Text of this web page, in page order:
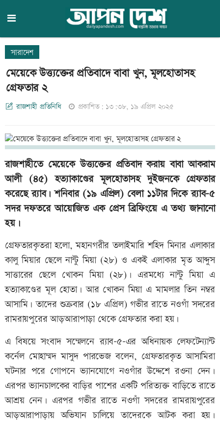
সারাদেশ
মেয়েকে উত্ত্যক্তের প্রতিবাদে বাবা খুন, মূলহোতাসহ
গ্রেফতার ২
রাজশাহী প্রতিনিধি প্রকাশিত: ১৩:৩৮, ১৯ এপ্রিল ২০২৫
রাজশাহীতে মেয়েকে উত্ত্যক্তের প্রতিবাদ করায় বাবা আকরাম
আলী (৪৫) হত্যাকাণ্ডের মূলহোতাসহ দুইজনকে গ্রেফতার
করেছে র‍্যাব। শনিবার (১৯ এপ্রিল) বেলা ১১টার দিকে র‍্যাব-৫
সদর দফতরে আয়োজিত এক প্রেস ব্রিফিংয়ে এ তথ্য জানানো
হয়।
গ্রেফতারকৃতরা হলো, মহানগরীর তলাইমারি শহিদ মিনার এলাকার
কালু মিয়ার ছেলে নান্টু মিয়া (২৮) ও একই এলাকার মৃত আব্দুস
সাত্তারের ছেলে খোকন মিয়া (২৮)। এরমধ্যে নান্টু মিয়া এ
হত্যাকাণ্ডের মূল হোতা। আর খোকন মিয়া এ মামলার তিন নম্বর
আসামি। তাদের শুক্রবার (১৮ এপ্রিল) গভীর রাতে নওগাঁ সদরের
রামরায়পুরের আড়আরাপাড়া থেকে গ্রেফতার করা হয়।
এ বিষয়ে সংবাদ সম্মেলনে র‍্যাব-৫-এর অধিনায়ক লেফটেন্যান্ট
কর্নেল মোহাম্মদ মাসুদ পারভেজ বলেন, গ্রেফতারকৃত আসামিরা
ঘটনার পরে গোপনে ভ্যানযোগে নওগাঁর উদ্দেশে রওনা দেন।
এরপর ভ্যানচালকের বাড়ির পাশের একটি পরিত্যক্ত বাড়িতে রাতে
আশ্রয় নেন। এরপর গভীর রাতে নওগাঁ সদরের রামরায়পুরের
আড়আরাপাড়ায় অভিযান চালিয়ে তাদেরকে আটক করা হয়।